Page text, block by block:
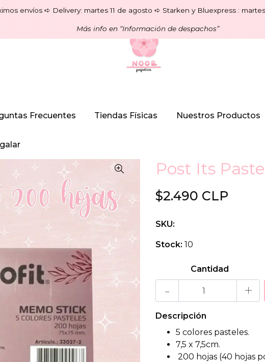
envíos ➪ Delivery: martes 11 de agosto ➪ Starken y Bluexpress :
Más info en “Información de despachos”
Frecuentes Tiendas Físicas Nuestros Productos
Post Its
$2.490 CLP
SKU:
Stock: 10
Cantidad
- +
Descripción
5 colores pasteles.
7,5 x 7,5cm.
200 hojas (40 hojas